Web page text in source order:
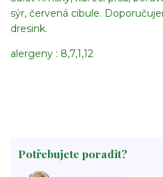
sýr, červená cibule.
dresink.
alergeny : 8,7,1,12
Potřebujete poradit?